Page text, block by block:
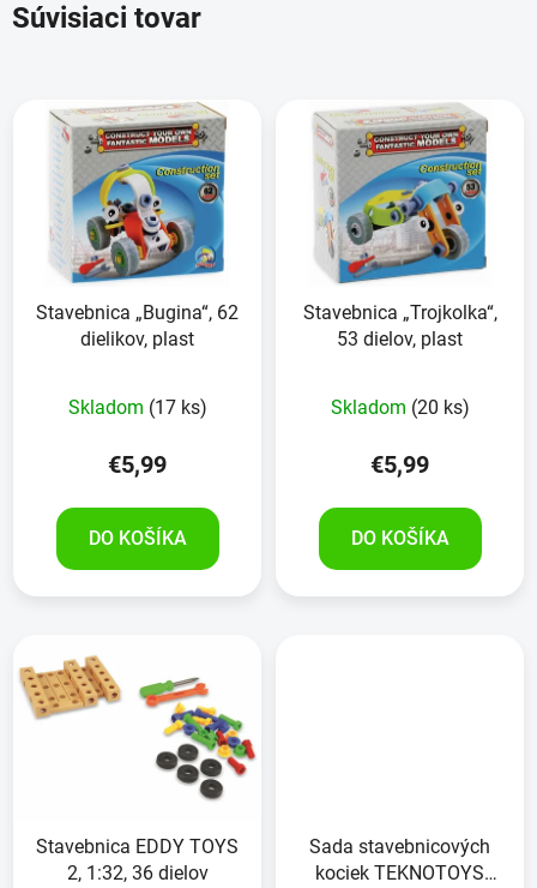
Súvisiaci tovar
Stavebnica „Bugina“, 62
dielikov, plast
Skladom (17 ks)
€5,99
DO KOŠÍKA
Stavebnica „Trojkolka“,
53 dielov, plast
Skladom (20 ks)
€5,99
DO KOŠÍKA
Stavebnica EDDY TOYS
2, 1:32, 36 dielov
Sada stavebnicových
kociek TEKNOTOYS